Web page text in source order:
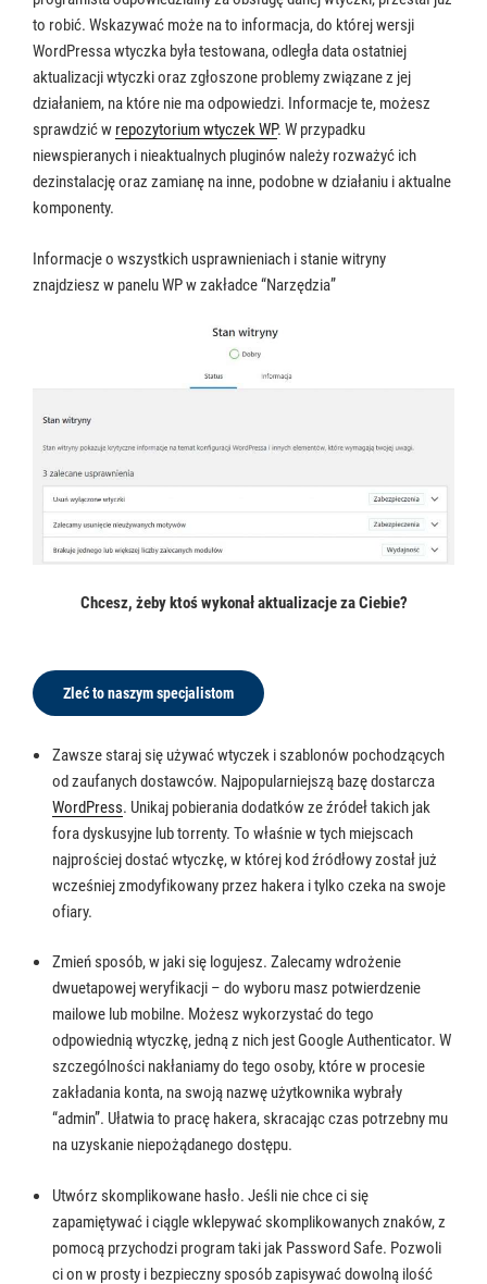
to robić. Wskazywać może na to informacja, do której wersji
WordPressa wtyczka była testowana, odległa data ostatniej
aktualizacji wtyczki oraz zgłoszone problemy związane z jej
działaniem, na które nie ma odpowiedzi. Informacje te, możesz
sprawdzić w repozytorium wtyczek WP. W przypadku
niewspieranych i nieaktualnych pluginów należy rozważyć ich
dezinstalację oraz zamianę na inne, podobne w działaniu i aktualne
komponenty.
Informacje o wszystkich usprawnieniach i stanie witryny
znajdziesz w panelu WP w zakładce “Narzędzia”
Chcesz, żeby ktoś wykonał aktualizacje za Ciebie?
Zleć to naszym specjalistom
Zawsze staraj się używać wtyczek i szablonów pochodzących
od zaufanych dostawców. Najpopularniejszą bazę dostarcza
WordPress. Unikaj pobierania dodatków ze źródeł takich jak
fora dyskusyjne lub torrenty. To właśnie w tych miejscach
najprościej dostać wtyczkę, w której kod źródłowy został już
wcześniej zmodyfikowany przez hakera i tylko czeka na swoje
ofiary.
Zmień sposób, w jaki się logujesz. Zalecamy wdrożenie
dwuetapowej weryfikacji – do wyboru masz potwierdzenie
mailowe lub mobilne. Możesz wykorzystać do tego
odpowiednią wtyczkę, jedną z nich jest Google Authenticator. W
szczególności nakłaniamy do tego osoby, które w procesie
zakładania konta, na swoją nazwę użytkownika wybrały
“admin”. Ułatwia to pracę hakera, skracając czas potrzebny mu
na uzyskanie niepożądanego dostępu.
Utwórz skomplikowane hasło. Jeśli nie chce ci się
zapamiętywać i ciągle wklepywać skomplikowanych znaków, z
pomocą przychodzi program taki jak Password Safe. Pozwoli
ci on w prosty i bezpieczny sposób zapisywać dowolną ilość